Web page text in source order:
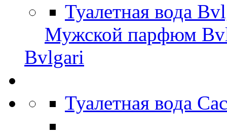
Туалетная вода
Мужской парфюм
Bvlgari
Туалетная вода